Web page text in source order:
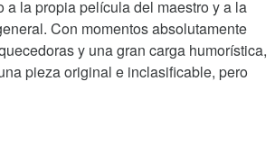
a la propia película del maestro y a la
Con momentos absolutamente
y una gran carga humorística,
pieza original e inclasificable, pero